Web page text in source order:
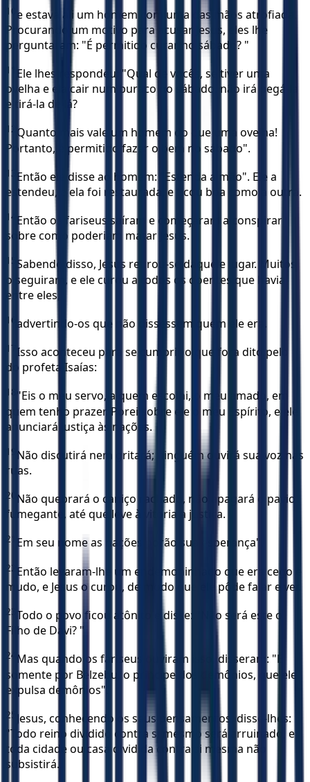
10 e estava ali um homem com uma das mãos atrofiada.
Procurando um motivo para acusar Jesus, eles lhe
perguntaram: "É permitido curar no sábado? "
11
Ele lhes respondeu: "Qual de vocês, se tiver uma
ovelha e ela cair num buraco no sábado, não irá pegá-la
e tirá-la de lá?
12 Quanto mais vale um homem do que uma ovelha!
Portanto, é permitido fazer o bem no sábado".
13 Então ele disse ao homem: "Estenda a mão". Ele a
estendeu, e ela foi restaurada, e ficou boa como a outra.
14 Então os fariseus saíram e começaram a conspirar
sobre como poderiam matar Jesus.
15 Sabendo disso, Jesus retirou-se daquele lugar. Muitos
o seguiram, e ele curou a todos os doentes que havia
entre eles,
16 advertindo-os que não dissessem quem ele era.
17 Isso aconteceu para se cumprir o que fora dito pelo
do profeta Isaías:
18 "Eis o meu servo, a quem escolhi, o meu amado, em
quem tenho prazer. Porei sobre ele o meu Espírito, e ele
anunciará justiça às nações.
19 Não discutirá nem gritará; ninguém ouvirá sua voz nas
ruas.
20 Não quebrará o caniço rachado, não apagará o pavio
fumegante, até que leve à vitória a justiça.
21 Em seu nome as nações porão sua esperança".
22 Então levaram-lhe um endemoninhado que era cego e
mudo, e Jesus o curou, de modo que ele pôde falar e ver.
23 Todo o povo ficou atônito e disse: "Não será este o
Filho de Davi? "
24 Mas quando os fariseus ouviram isso, disseram: "É
somente por Belzebu, o príncipe dos demônios, que ele
expulsa demônios".
25 Jesus, conhecendo os seus pensamentos, disse-lhes:
"Todo reino dividido contra si mesmo será arruinado, e
toda cidade ou casa dividida contra si mesma não
subsistirá.